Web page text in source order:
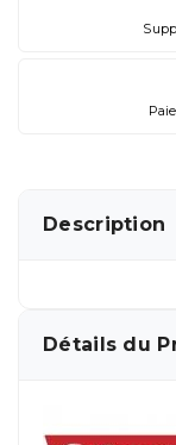
Description
Détails du